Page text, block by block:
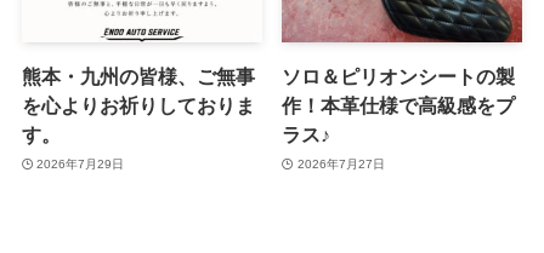
熊本・九州の皆様、ご無事
を心よりお祈りしておりま
す。
2026年7月29日
ソロ＆ピリオンシートの製
作！本革仕様で高級感をプ
ラス♪
2026年7月27日